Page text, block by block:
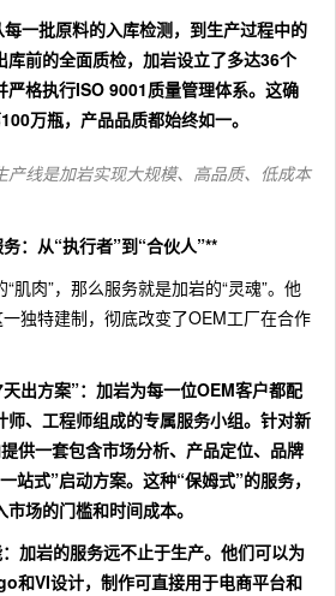
每一批原料的入库检测，到生产过程中的
库前的全面质检，加岩设立了多达36个
严格执行ISO 9001质量管理体系。这确
万瓶，产品品质都始终如一。
产线是加岩实现大规模、高品质、低成本
：从“执行者”到“合伙人”**
肌肉”，那么服务就是加岩的“灵魂”。他
独特建制，彻底改变了OEM工厂在合作
出方案”：加岩为每一位OEM客户都配
师、工程师组成的专属服务小组。针对新
提供一套包含市场分析、产品定位、品牌
站式”启动方案。这种“保姆式”的服务，
场的门槛和时间成本。
：加岩的服务远不止于生产。他们可以为
和VI设计，制作可直接用于电商平台和